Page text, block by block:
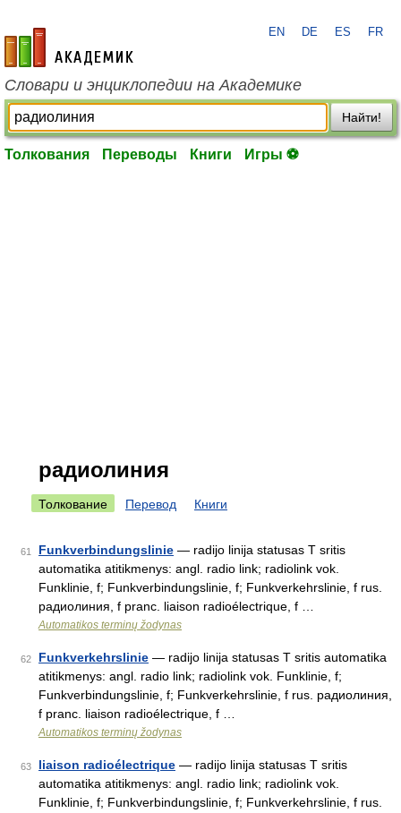
academic.ru
EN DE ES FR
Словари и энциклопедии на Академике
Найти!
Толкования Переводы Книги Игры ⚽
радиолиния
Толкование Перевод Книги
61 Funkverbindungslinie — radijo linija statusas T sritis
automatika atitikmenys: angl. radio link; radiolink vok.
Funklinie, f; Funkverbindungslinie, f; Funkverkehrslinie, f rus.
радиолиния, f pranc. liaison radioélectrique, f …
Automatikos terminų žodynas
62 Funkverkehrslinie — radijo linija statusas T sritis automatika
atitikmenys: angl. radio link; radiolink vok. Funklinie, f;
Funkverbindungslinie, f; Funkverkehrslinie, f rus. радиолиния,
f pranc. liaison radioélectrique, f …
Automatikos terminų žodynas
63 liaison radioélectrique — radijo linija statusas T sritis
automatika atitikmenys: angl. radio link; radiolink vok.
Funklinie, f; Funkverbindungslinie, f; Funkverkehrslinie, f rus.